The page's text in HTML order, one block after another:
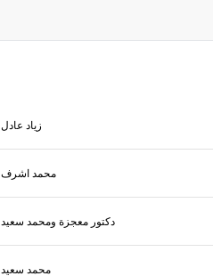
زياد عادل
محمد اشرف
دكتور معجزة ومحمد سعيد
محمد سعيد